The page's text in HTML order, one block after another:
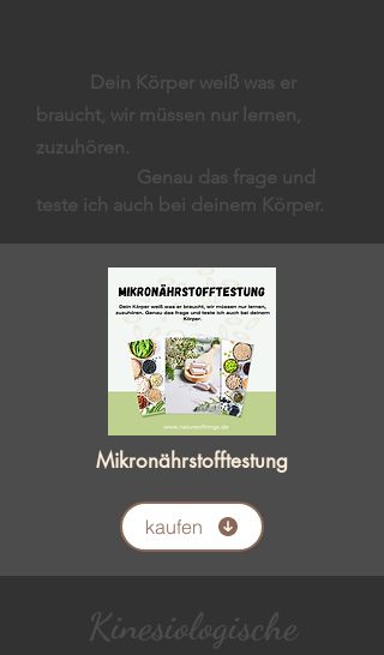
Dein Körper weiß was er
braucht, wir müssen nur lernen,
zuzuhören.
Genau das frage und
teste ich auch bei deinem Körper.
Mikronährstofftestung
kaufen
Kinesiologische